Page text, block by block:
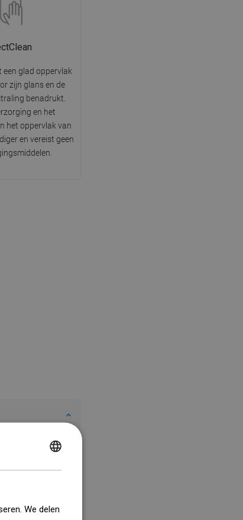
glad oppervlak
zijn glans en de
benadrukt.
en het
het oppervlak van
en vereist geen
We delen